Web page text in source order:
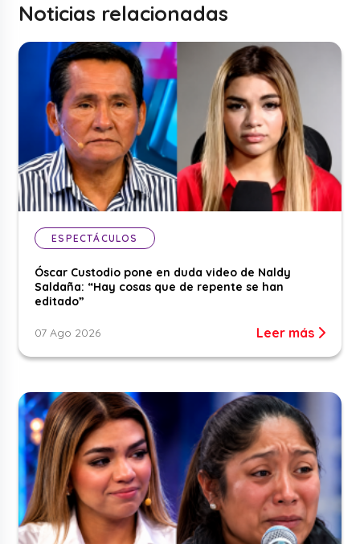
Noticias relacionadas
ESPECTÁCULOS
Óscar Custodio pone en duda video de Naldy
Saldaña: “Hay cosas que de repente se han
editado”
07 Ago 2026 Leer más